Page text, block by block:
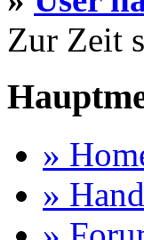
Zur Zeit
»
»